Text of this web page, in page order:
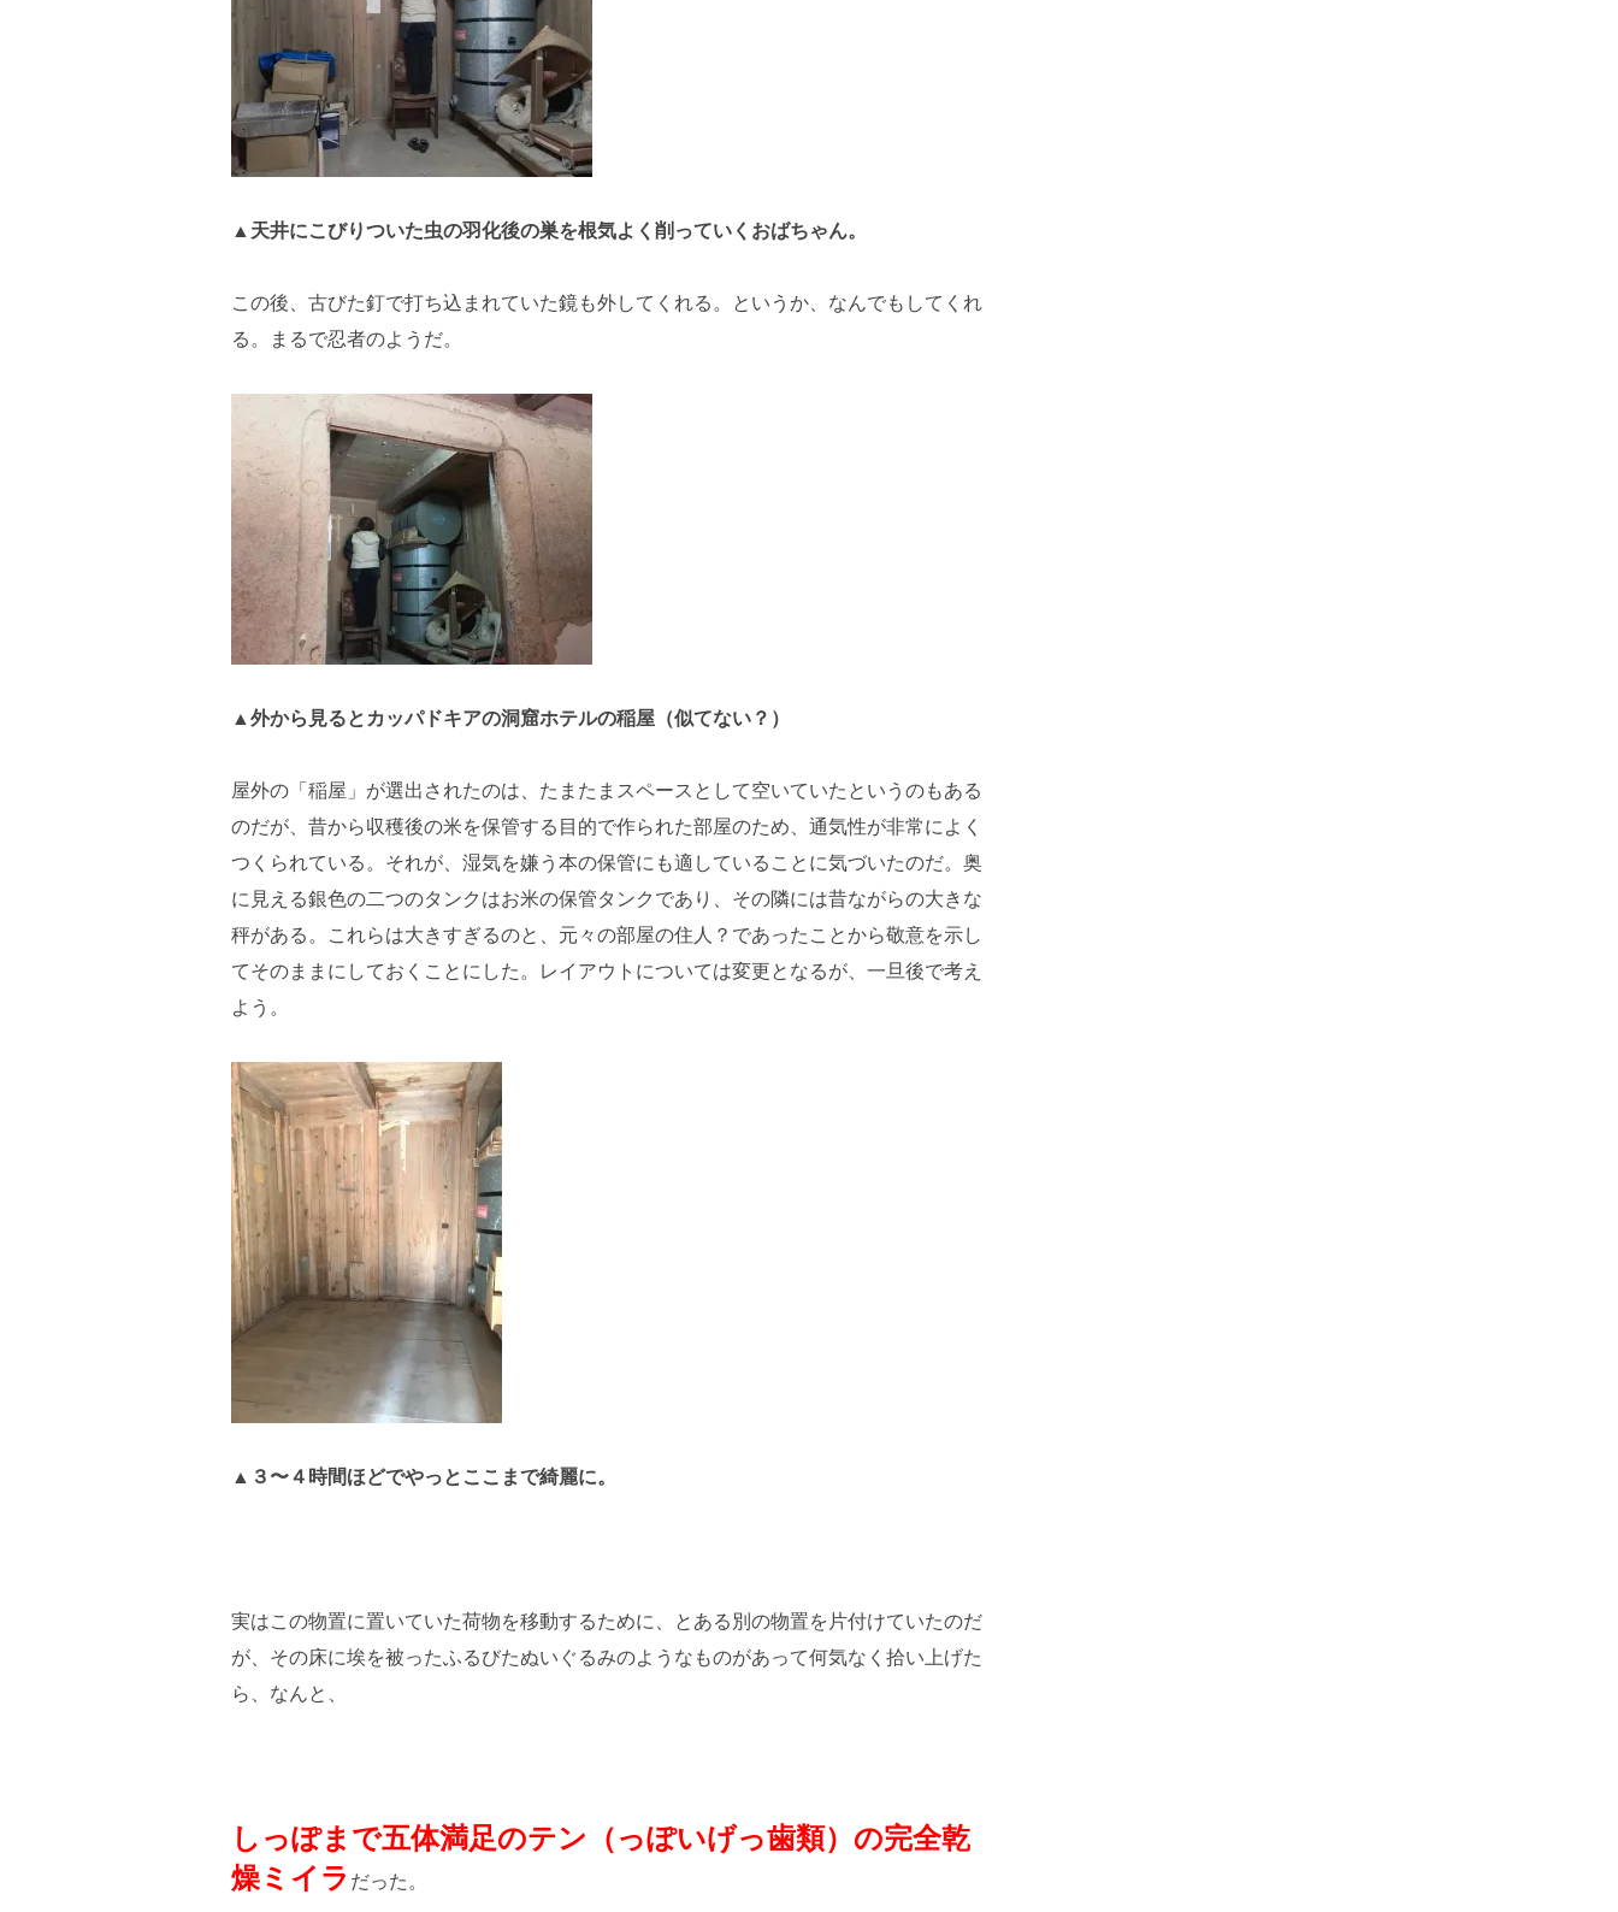
▲天井にこびりついた虫の羽化後の巣を根気よく削っていくおばちゃん。
この後、古びた釘で打ち込まれていた鏡も外してくれる。というか、なんでもしてくれ
る。まるで忍者のようだ。
▲外から見るとカッパドキアの洞窟ホテルの稲屋（似てない？）
屋外の「稲屋」が選出されたのは、たまたまスペースとして空いていたというのもある
のだが、昔から収穫後の米を保管する目的で作られた部屋のため、通気性が非常によく
つくられている。それが、湿気を嫌う本の保管にも適していることに気づいたのだ。奥
に見える銀色の二つのタンクはお米の保管タンクであり、その隣には昔ながらの大きな
秤がある。これらは大きすぎるのと、元々の部屋の住人？であったことから敬意を示し
てそのままにしておくことにした。レイアウトについては変更となるが、一旦後で考え
よう。
▲３〜４時間ほどでやっとここまで綺麗に。
実はこの物置に置いていた荷物を移動するために、とある別の物置を片付けていたのだ
が、その床に埃を被ったふるびたぬいぐるみのようなものがあって何気なく拾い上げた
ら、なんと、
しっぽまで五体満足のテン（っぽいげっ歯類）の完全乾
燥ミイラ だった。